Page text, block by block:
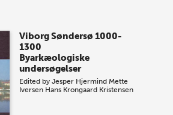
Viborg Søndersø 1000-
1300
Byarkæologiske
undersøgelser
Edited byJesper Hjermind Mette
Iversen Hans Krongaard Kristensen